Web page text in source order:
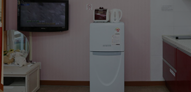
은빛룸